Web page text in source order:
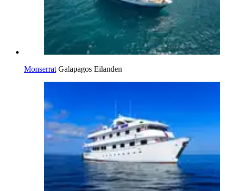
Monserrat Galapagos Eilanden